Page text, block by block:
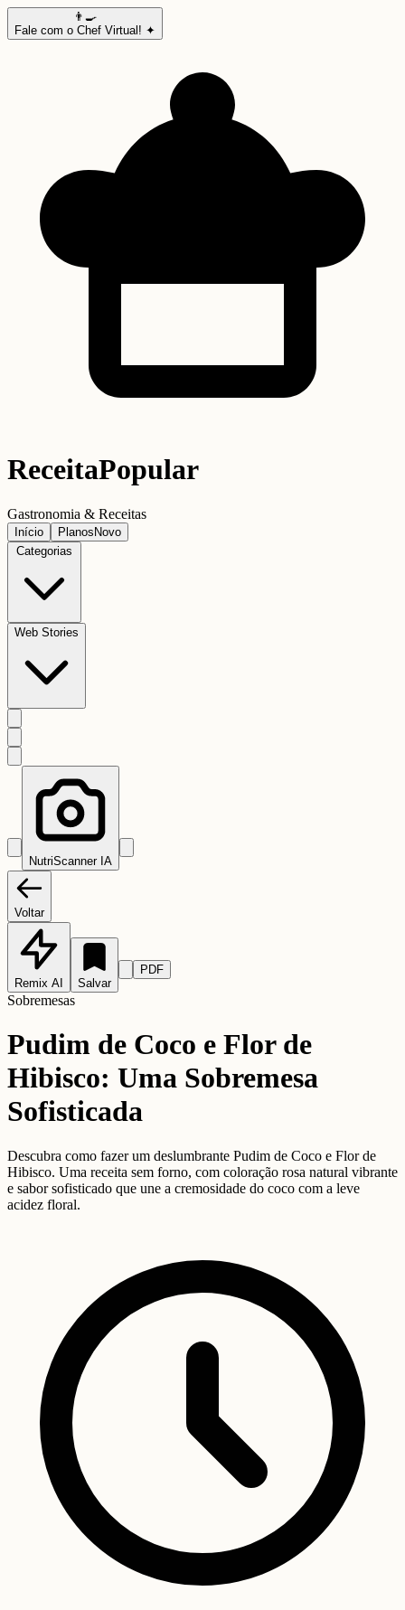
👨‍🍳
Fale com o Chef Virtual! ✦
ReceitaPopular
Gastronomia & Receitas
Início Planos Novo
Categorias
Web Stories
NutriScanner IA
Voltar
Remix AI Salvar
PDF
Sobremesas
Pudim de Coco e Flor de
Hibisco: Uma Sobremesa
Sofisticada
Descubra como fazer um deslumbrante Pudim de Coco e Flor de
Hibisco. Uma receita sem forno, com coloração rosa natural vibrante
e sabor sofisticado que une a cremosidade do coco com a leve
acidez floral.